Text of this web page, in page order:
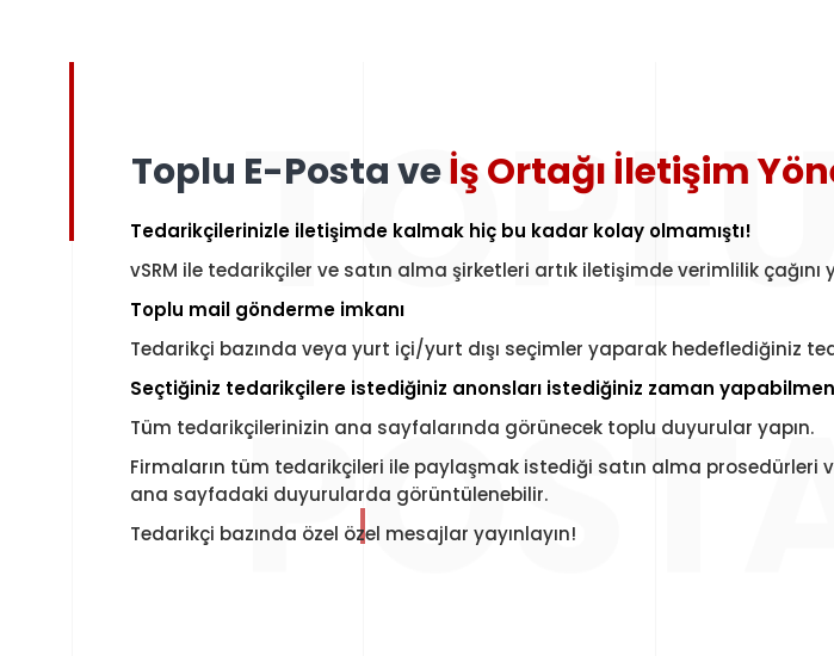
TOPLU
Toplu E-Posta veİş Ortağı İletişim
Tedarikçilerinizle iletişimde kalmak hiç bu kadar kolay olmamıştı!
vSRM ile tedarikçiler ve satın alma şirketleri artık iletişimde verimlilik çağını
Toplu mail gönderme imkanı
Tedarikçi bazında veya yurt içi/yurt dışı seçimler yaparak hedeflediğiniz
Seçtiğiniz tedarikçilere istediğiniz anonsları istediğiniz zaman
Tüm tedarikçilerinizin ana sayfalarında görünecek toplu duyurular yapın.
Firmaların tüm tedarikçileri ile paylaşmak istediği satın alma
ana sayfadaki duyurularda görüntülenebilir.
Tedarikçi bazında özel özel mesajlar yayınlayın!